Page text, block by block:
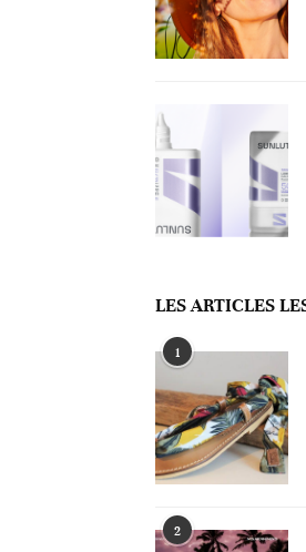
LES ARTICLES
1
2